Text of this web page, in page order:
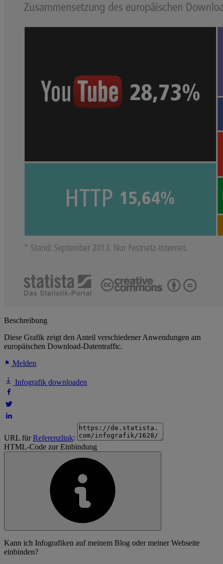
Beschreibung
Diese Grafik zeigt den Anteil verschiedener Anwendungen am
europäischen Download-Datentraffic.
Melden
Infografik downloaden
URL fürReferenzlink:
HTML-Code zur Einbindung
Kann ich Infografiken auf meinem Blog oder meiner Webseite
einbinden?